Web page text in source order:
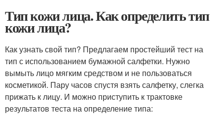
Тип кожи лица. Как определить тип
кожи лица?
Как узнать свой тип? Предлагаем простейший тест на
тип с использованием бумажной салфетки. Нужно
вымыть лицо мягким средством и не пользоваться
косметикой. Пару часов спустя взять салфетку, слегка
прижать к лицу. И можно приступить к трактовке
результатов теста на определение типа: